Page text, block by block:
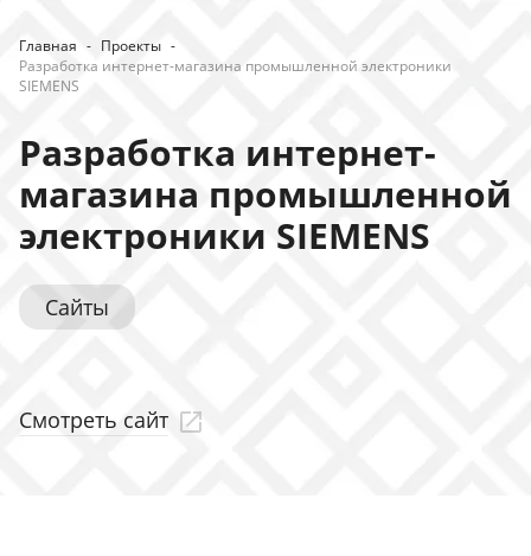
Главная - Проекты -
Разработка интернет-магазина промышленной электроники
SIEMENS
Разработка интернет-
магазина промышленной
электроники SIEMENS
Сайты
Смотреть сайт